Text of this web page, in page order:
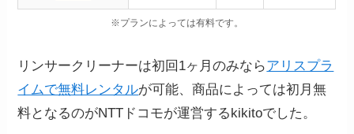
※プランによっては有料です。
リンサークリーナーは初回1ヶ月のみならアリスプラ
イムで無料レンタルが可能、商品によっては初月無
料となるのがNTTドコモが運営するkikitoでした。